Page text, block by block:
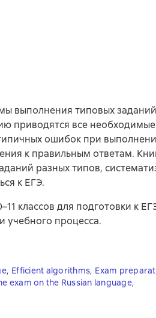
выполнения типовых
приводятся все
ошибок при
к правильным ответам.
разных типов,
к ЕГЭ.
классов для подготовки к
учебного процесса.
, Efficient algorithms, Exam
exam on the Russian language,